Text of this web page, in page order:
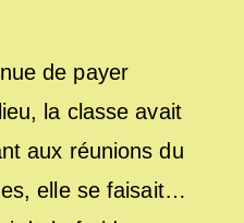
de payer
la classe avait
aux réunions du
elle se faisait…